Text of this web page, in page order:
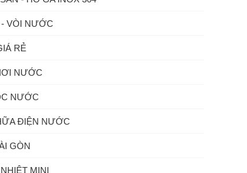
VÒI NƯỚC
RẺ
NƯỚC
NƯỚC
ĐIỆN NƯỚC
GÒN
MINI